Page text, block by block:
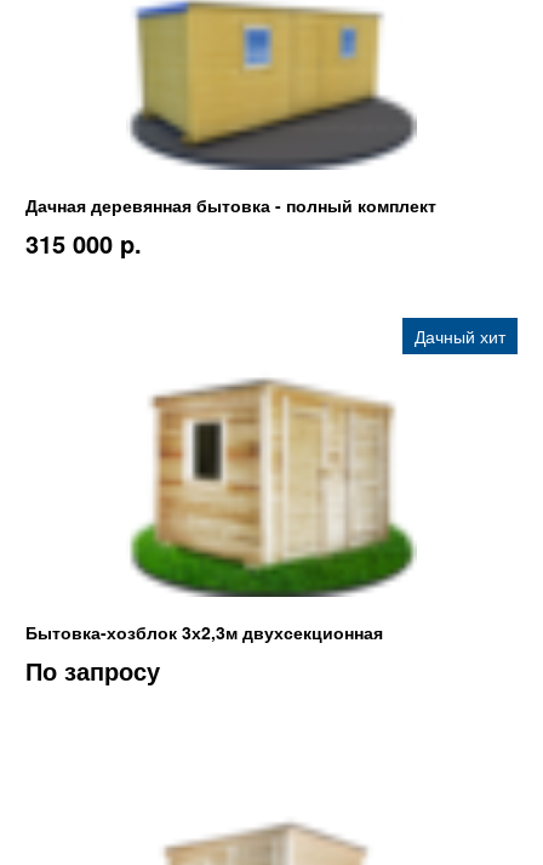
Дачная деревянная бытовка - полный комплект
315 000 p.
Дачный хит
Бытовка-хозблок 3х2,3м двухсекционная
По запросу